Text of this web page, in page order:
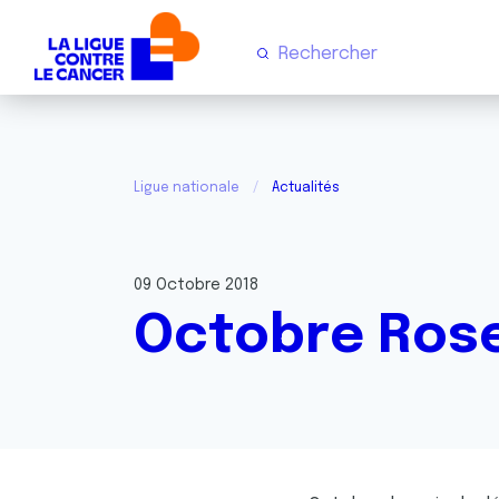
Ligue nationale Actualités
09 Octobre 2018
Octobre